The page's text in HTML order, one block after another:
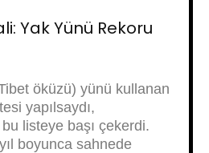
Yak Yünü Rekoru
öküzü) yünü kullanan
yapılsaydı,
listeye başı çekerdi.
boyunca sahnede